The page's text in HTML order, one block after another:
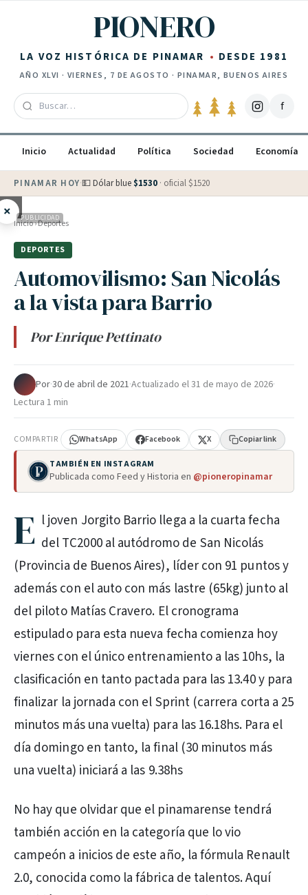
PIONERO
LA VOZ HISTÓRICA DE PINAMAR DESDE 1981
AÑO XLVI · VIERNES, 7 DE AGOSTO · PINAMAR, BUENOS AIRES
f
Inicio Actualidad Política Sociedad Economía
PINAMAR HOY·💵 Dólar blue $1530 · oficial $1520
× PUBLICIDAD
Inicio›Deportes
DEPORTES
Automovilismo: San Nicolás
a la vista para Barrio
Por Enrique Pettinato
Por·30 de abril de 2021·Actualizado el31 de mayo de 2026·
Lectura 1 min
COMPARTIR WhatsApp Facebook X Copiar link
TAMBIÉN EN INSTAGRAM
Publicada como Feed y Historia en @pioneropinamar
E l joven Jorgito Barrio llega a la cuarta fecha
del TC2000 al autódromo de San Nicolás
(Provincia de Buenos Aires), líder con 91 puntos y
además con el auto con más lastre (65kg) junto al
del piloto Matías Cravero. El cronograma
estipulado para esta nueva fecha comienza hoy
viernes con el único entrenamiento a las 10hs, la
clasificación en tanto pactada para las 13.40 y para
finalizar la jornada con el Sprint (carrera corta a 25
minutos más una vuelta) para las 16.18hs. Para el
día domingo en tanto, la final (30 minutos más
una vuelta) iniciará a las 9.38hs
No hay que olvidar que el pinamarense tendrá
también acción en la categoría que lo vio
campeón a inicios de este año, la fórmula Renault
2.0, conocida como la fábrica de talentos. Aquí